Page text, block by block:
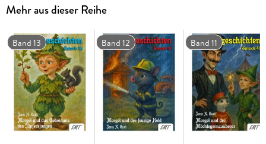
wird die uralte Zaubertanne gefällt und aus dem Wald
verschleppt. Der Waldkauz Schröder, der alles beobachtet, ist
wie vom Blitz getroffen. Der Zauberbann ist gebrochen - und
mit ihm die Sicherheit der Gemeinschaft am
Komstkochsteich.
Die Tiere sind erschüttert. Was ist geschehen? Warum wurde
Albasol geraubt? Und wohin wurde sie gebracht? Morgel und
seine Freunde - darunter der kluge Specht Gunther, die
Eichhörnchenbrüder Tammy und Yammy, Spatz Fridolin und
Mehr aus dieser Reihe
Band 13 Band 12 Band 11